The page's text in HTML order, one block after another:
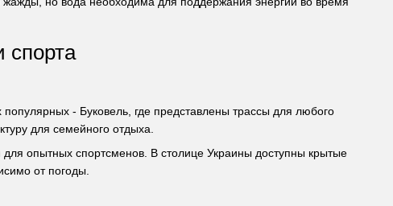
спорта
- Буковель, где представлены трассы для любого
для семейного отдыха.
для опытных спортсменов. В столице Украины доступны крытые
от погоды.